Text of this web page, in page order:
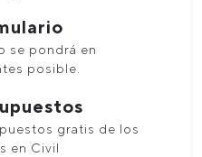
se pondrá en
posible.
gratis de los
en Civil